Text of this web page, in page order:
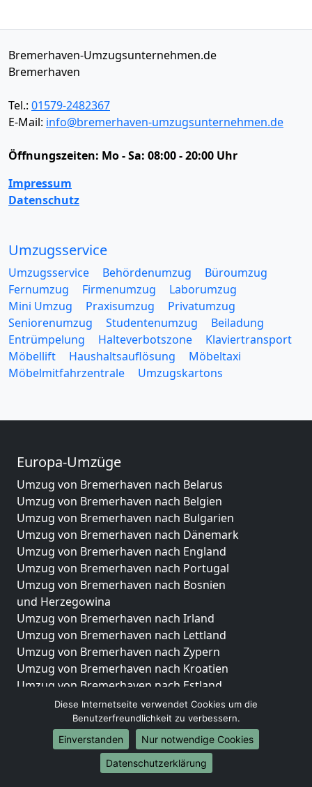
Bremerhaven-Umzugsunternehmen.de
Bremerhaven
Tel.: 01579-2482367
E-Mail: info@bremerhaven-umzugsunternehmen.de
Öffnungszeiten: Mo - Sa: 08:00 - 20:00 Uhr
Impressum
Datenschutz
Umzugsservice
Umzugsservice Behördenumzug
Büroumzug
Fernumzug
Firmenumzug
Laborumzug
Mini Umzug
Praxisumzug
Privatumzug
Seniorenumzug
Studentenumzug
Beiladung
Entrümpelung
Halteverbotszone
Klaviertransport
Möbellift
Haushaltsauflösung
Möbeltaxi
Möbelmitfahrzentrale
Umzugskartons
Europa-Umzüge
Umzug von Bremerhaven nach Belarus
Umzug von Bremerhaven nach Belgien
Umzug von Bremerhaven nach Bulgarien
Umzug von Bremerhaven nach Dänemark
Umzug von Bremerhaven nach England
Umzug von Bremerhaven nach Portugal
Umzug von Bremerhaven nach Bosnien
und Herzegowina
Umzug von Bremerhaven nach Irland
Umzug von Bremerhaven nach Lettland
Umzug von Bremerhaven nach Zypern
Umzug von Bremerhaven nach Kroatien
Umzug von Bremerhaven nach Estland
Umzug von Bremerhaven nach Finnland
Umzug von Bremerhaven nach Frankreich
Umzug von Bremerhaven nach Griechenland
Umzug von Bremerhaven nach Italien
Umzug von Bremerhaven nach Liechtenstein
Diese Internetseite verwendet Cookies um die
Benutzerfreundlichkeit zu verbessern.
Einverstanden
Nur notwendige Cookies
Datenschutzerklärung